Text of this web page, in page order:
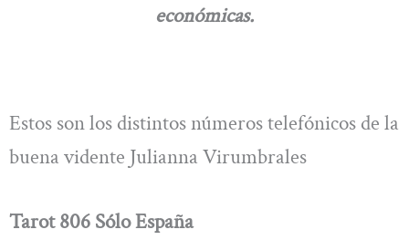
económicas.
Estos son los distintos números telefónicos de la
buena vidente Julianna Virumbrales
Tarot 806 Sólo España